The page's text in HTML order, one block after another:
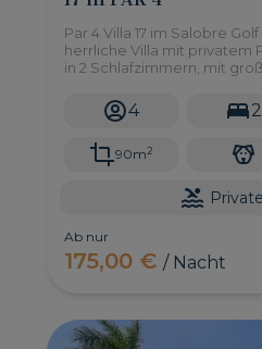
Par 4 Villa 17 im Salobre
herrliche Villa mit privatem
in 2 Schlafzimmern, mit
4 2
90m2
Ab nur
175,00 €/ Nacht